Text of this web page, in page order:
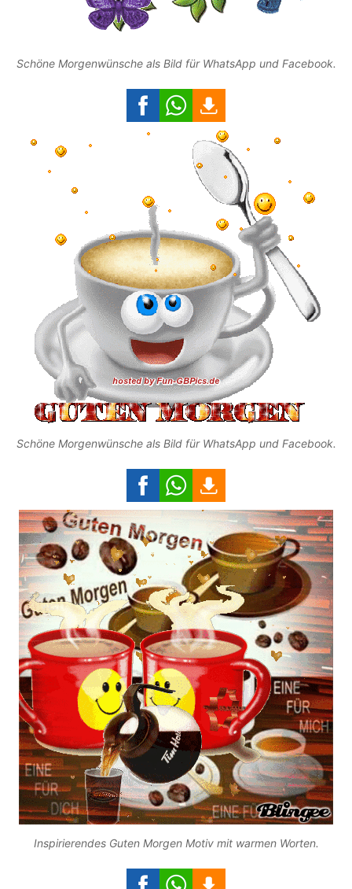
Schöne Morgenwünsche als Bild für WhatsApp und Facebook.
Schöne Morgenwünsche als Bild für WhatsApp und Facebook.
Inspirierendes Guten Morgen Motiv mit warmen Worten.